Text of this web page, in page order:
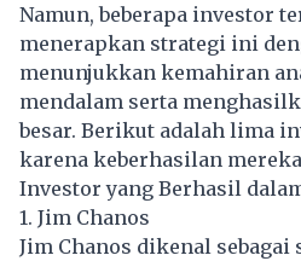
Namun, beberapa investor
menerapkan strategi ini
menunjukkan kemahiran
mendalam serta
besar. Berikut adalah lima
karena keberhasilan
Investor yang Berhasil
1. Jim Chanos
Jim Chanos dikenal